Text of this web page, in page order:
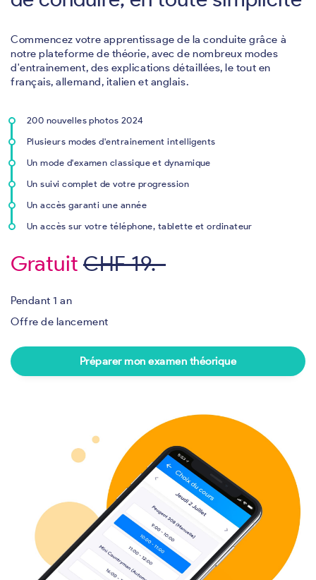
Commencez votre apprentissage de la conduite grâce à
notre plateforme de théorie, avec de nombreux modes
d'entrainement, des explications détaillées, le tout en
français, allemand, italien et anglais.
200 nouvelles photos 2024
Plusieurs modes d'entrainement intelligents
Un mode d'examen classique et dynamique
Un suivi complet de votre progression
Un accès garanti une année
Un accès sur votre téléphone, tablette et ordinateur
Gratuit CHF 19.-
Pendant 1 an
Offre de lancement
Préparer mon examen théorique